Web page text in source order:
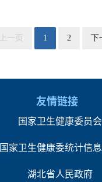
上一页 1 2 下
友情链接
国家卫生健康委员会
国家卫生健康委统计信
湖北省人民政府